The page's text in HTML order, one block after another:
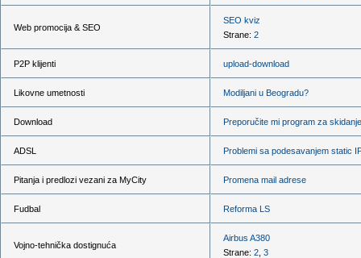
Web promocija & SEO
SEO kviz
Strane: 2
P2P klijenti upload-download
Likovne umetnosti Modiljani u Beogradu?
Download Preporučite mi program za
ADSL Problemi sa podesavanjem static
Pitanja i predlozi vezani za MyCity Promena mail adrese
Fudbal Reforma LS
Vojno-tehnička dostignuća
Airbus A380
Strane: 2 3